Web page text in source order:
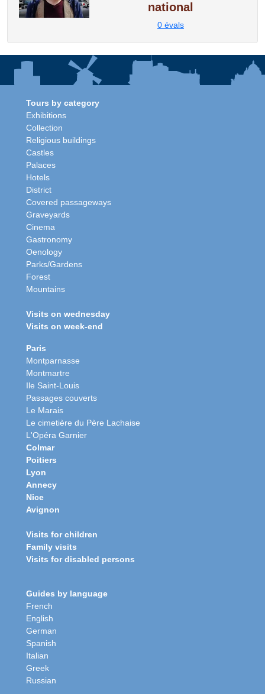
national
0évals
Tours by category
Exhibitions
Collection
Religious buildings
Castles
Palaces
Hotels
District
Covered passageways
Graveyards
Cinema
Gastronomy
Oenology
Parks/Gardens
Forest
Mountains
Visits on wednesday
Visits on week-end
Paris
Montparnasse
Montmartre
Ile Saint-Louis
Passages couverts
Le Marais
Le cimetière du Père Lachaise
L'Opéra Garnier
Colmar
Poitiers
Lyon
Annecy
Nice
Avignon
Visits for children
Family visits
Visits for disabled persons
Guides by language
French
English
German
Spanish
Italian
Greek
Russian